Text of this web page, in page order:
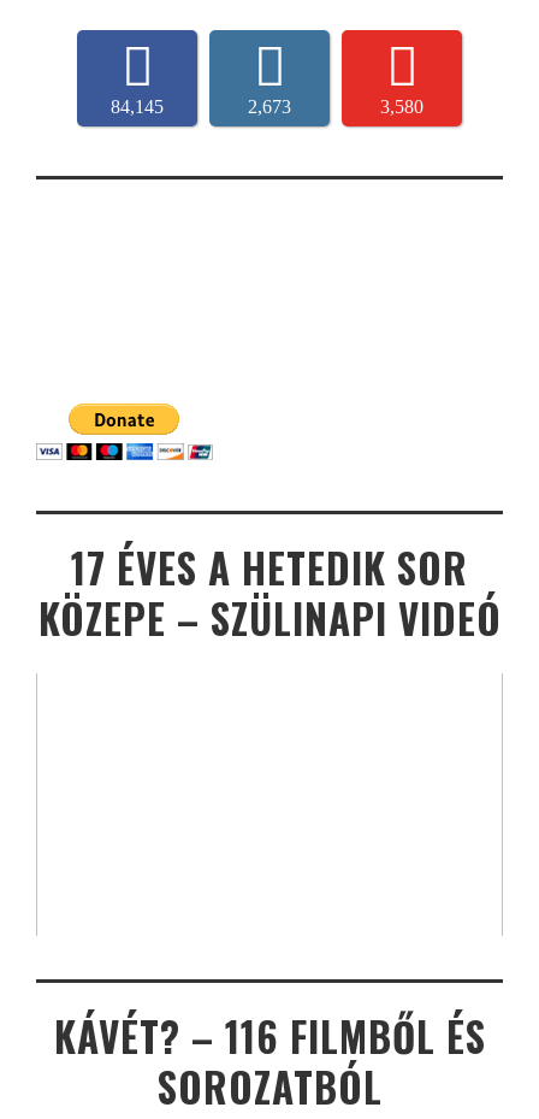
84,145 2,673 3,580
17 ÉVES A HETEDIK SOR
KÖZEPE – SZÜLINAPI VIDEÓ
KÁVÉT? – 116 FILMBŐL ÉS
SOROZATBÓL